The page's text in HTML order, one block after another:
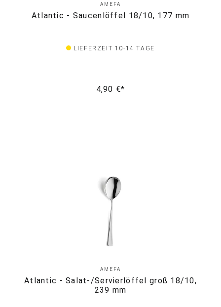
AMEFA
Atlantic - Saucenlöffel 18/10, 177 mm
LIEFERZEIT 10-14 TAGE
4,90 €*
AMEFA
Atlantic - Salat-/Servierlöffel groß 18/10,
239 mm